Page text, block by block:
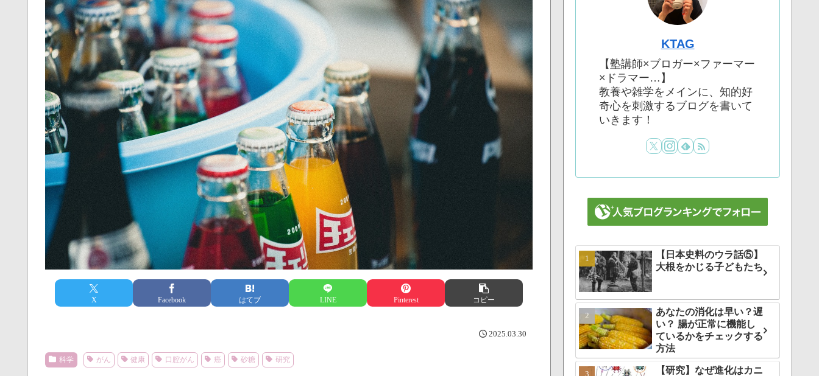
X Facebook はてブ LINE Pinterest コピー
2025.03.30
科学 がん 健康 口腔がん 癌 砂糖 研究
KTAG
【塾講師×ブロガー×ファーマー
×ドラマー…】
教養や雑学をメインに、知的好
奇心を刺激するブログを書いて
いきます！
【日本史料のウラ話⑤】
大根をかじる子どもたち
あなたの消化は早い？遅
い？ 腸が正常に機能し
ているかをチェックする
方法
【研究】なぜ進化はカニ